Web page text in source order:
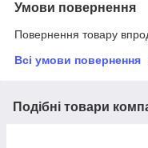
Умови повернення
Повернення товару
Всі умови повернення
Подібні товари